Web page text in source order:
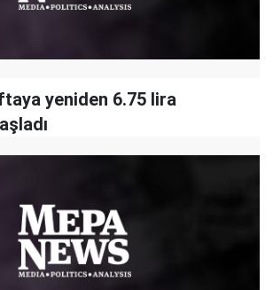
yeniden 6.75 lira